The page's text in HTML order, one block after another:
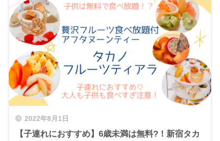
2022年8月1日
【子連れにおすすめ】6歳未満は無料?！新宿タカ